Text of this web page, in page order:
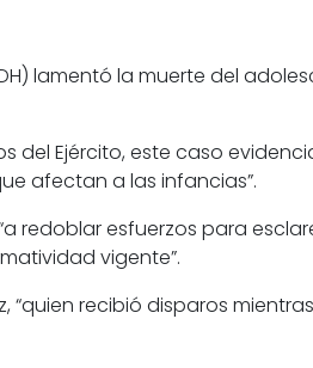
lamentó la muerte del
del Ejército, este caso
afectan a las infancias”.
redoblar esfuerzos para
vigente”.
“quien recibió disparos